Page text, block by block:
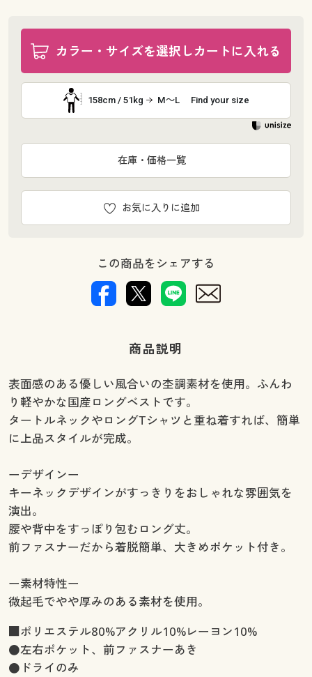
カラー・サイズを選択しカートに入れる
158cm / 51kg M～L Find your size
お気に入りに追加
在庫・価格一覧
この商品をシェアする
商品説明
表面感のある優しい風合いの杢調素材を使用。ふんわ
り軽やかな国産ロングベストです。
タートルネックやロングTシャツと重ね着すれば、簡単
に上品スタイルが完成。
ーデザインー
キーネックデザインがすっきりをおしゃれな雰囲気を
演出。
腰や背中をすっぽり包むロング丈。
前ファスナーだから着脱簡単、大きめポケット付き。
ー素材特性ー
微起毛でやや厚みのある素材を使用。
■ポリエステル80%アクリル10%レーヨン10%
●左右ポケット、前ファスナーあき
●ドライのみ